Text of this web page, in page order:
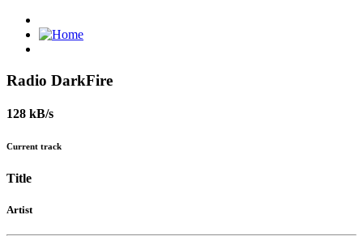
Radio DarkFire
128 kB/s
Current track
Title
Artist